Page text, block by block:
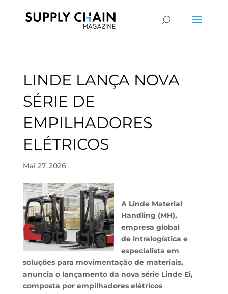
LINDE LANÇA NOVA
SÉRIE DE
EMPILHADORES
ELÉTRICOS
Mai 27, 2026
A Linde Material
Handling (MH),
empresa global
de intralogística e
especialista em
soluções para movimentação de materiais,
anuncia o lançamento da nova série Linde Ei,
composta por empilhadores elétricos